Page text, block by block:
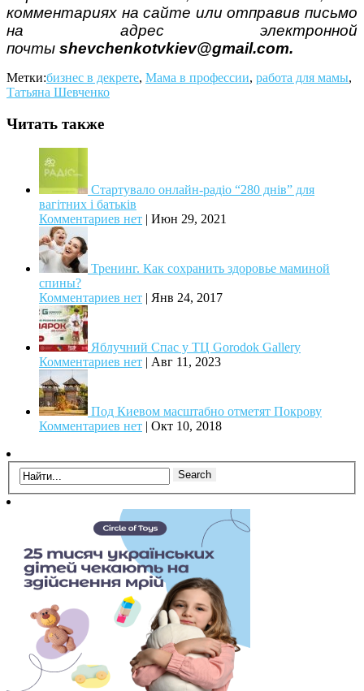
комментариях на сайте или отправив письмо
на адрес электронной
почты shevchenkotvkiev@gmail.com.
Метки:бизнес в декрете, Мама в профессии, работа для мамы,
Татьяна Шевченко
Читать также
Стартувало онлайн-радіо “280 днів” для
вагітних і батьків
Комментариев нет | Июн 29, 2021
Тренинг. Как сохранить здоровье маминой
спины?
Комментариев нет | Янв 24, 2017
Яблучний Спас у ТЦ Gorodok Gallery
Комментариев нет | Авг 11, 2023
Под Киевом масштабно отметят Покрову
Комментариев нет | Окт 10, 2018